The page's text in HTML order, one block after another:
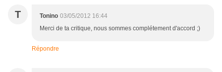
T Tonino 03/05/2012 16:44
Merci de ta critique, nous sommes complétement d'accord ;)
Répondre